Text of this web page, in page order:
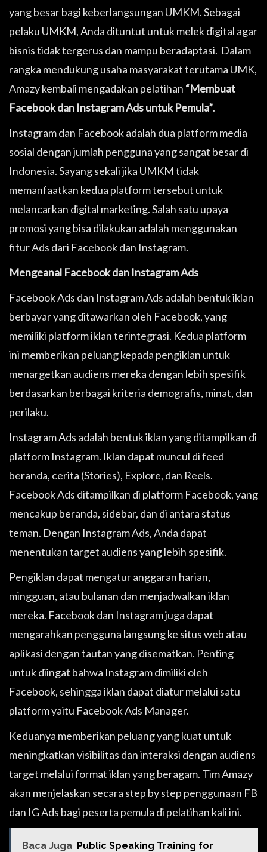
yang besar bagi keberlangsungan UMKM. Sebagai
pelaku UMKM, Anda dituntut untuk melek digital agar
bisnis tidak tergerus dan mampu beradaptasi. Dalam
rangka mendukung usaha masyarakat terutama UMK,
Amazy kembali mengadakan pelatihan “Membuat
Facebook dan Instagram Ads untuk Pemula”.
Instagram dan Facebook adalah dua platform media
sosial dengan jumlah pengguna yang sangat besar di
Indonesia. Sayang sekali jika UMKM tidak
memanfaatkan kedua platform tersebut untuk
melancarkan digital marketing. Salah satu upaya
promosi yang bisa dilakukan adalah menggunakan
fitur Ads dari Facebook dan Instagram.
Mengeanal Facebook dan Instagram Ads
Facebook Ads dan Instagram Ads adalah bentuk iklan
berbayar yang ditawarkan oleh Facebook, yang
memiliki platform iklan terintegrasi. Kedua platform
ini memberikan peluang kepada pengiklan untuk
menargetkan audiens mereka dengan lebih spesifik
berdasarkan berbagai kriteria demografis, minat, dan
perilaku.
Instagram Ads adalah bentuk iklan yang ditampilkan di
platform Instagram. Iklan dapat muncul di feed
beranda, cerita (Stories), Explore, dan Reels.
Facebook Ads ditampilkan di platform Facebook, yang
mencakup beranda, sidebar, dan di antara status
teman. Dengan Instagram Ads, Anda dapat
menentukan target audiens yang lebih spesifik.
Pengiklan dapat mengatur anggaran harian,
mingguan, atau bulanan dan menjadwalkan iklan
mereka. Facebook dan Instagram juga dapat
mengarahkan pengguna langsung ke situs web atau
aplikasi dengan tautan yang disematkan. Penting
untuk diingat bahwa Instagram dimiliki oleh
Facebook, sehingga iklan dapat diatur melalui satu
platform yaitu Facebook Ads Manager.
Keduanya memberikan peluang yang kuat untuk
meningkatkan visibilitas dan interaksi dengan audiens
target melalui format iklan yang beragam. Tim Amazy
akan menjelaskan secara step by step penggunaan FB
dan IG Ads bagi peserta pemula di pelatihan kali ini.
Baca Juga Public Speaking Training for